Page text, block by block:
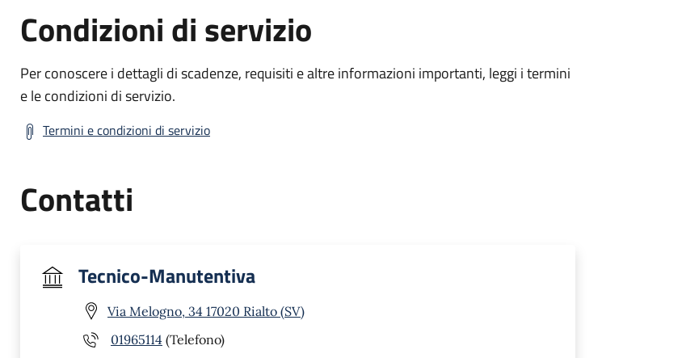
Condizioni di servizio
Per conoscere i dettagli di scadenze, requisiti e altre informazioni importanti, leggi i termini
e le condizioni di servizio.
Termini e condizioni di servizio
Contatti
Tecnico-Manutentiva
Via Melogno, 34 17020 Rialto (SV)
01965114 (Telefono)